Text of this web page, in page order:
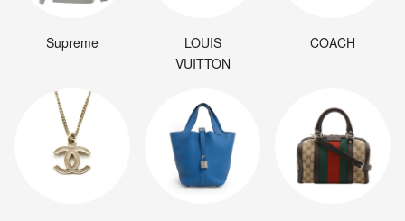
おいくら希望でしょうか？
はじめまして！
値下げ希望なのですが、可能でしょうか？
- 5年以上前
Supreme
LOUIS
VUITTON
COACH